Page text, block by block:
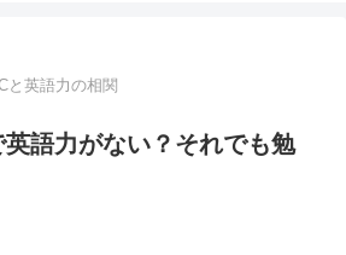
と英語力の相関
語力がない？それでも勉